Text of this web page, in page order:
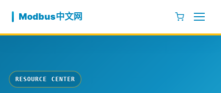
Modbus中文网
RESOURCE CENTER